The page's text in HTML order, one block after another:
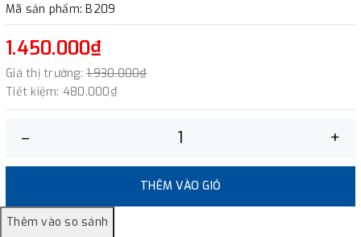
Mã sản phẩm: B209
1.450.000₫
Giá thị trường: 1.930.000₫
Tiết kiệm: 480.000₫
– +
THÊM VÀO GIỎ